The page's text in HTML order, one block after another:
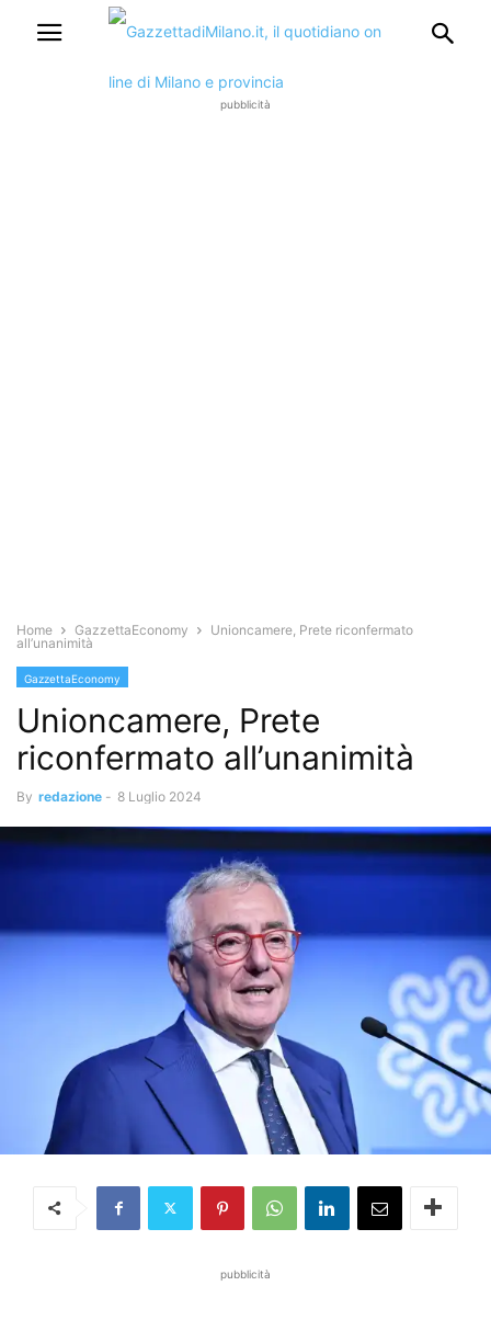
pubblicità
Home GazzettaEconomy
Unioncamere, Prete riconfermato
all’unanimità
GazzettaEconomy
Unioncamere, Prete
riconfermato all’unanimità
By redazione - 8 Luglio 2024
pubblicità